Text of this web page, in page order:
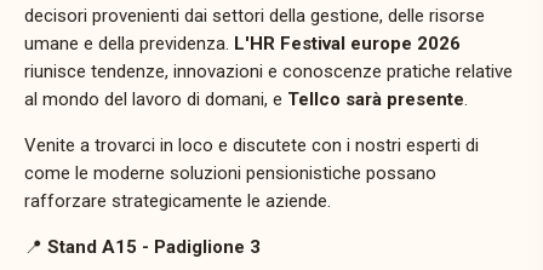
decisori provenienti dai settori della gestione, delle risorse
umane e della previdenza. L'HR Festival europe 2026
riunisce tendenze, innovazioni e conoscenze pratiche relative
al mondo del lavoro di domani, e Tellco sarà presente.
Venite a trovarci in loco e discutete con i nostri esperti di
come le moderne soluzioni pensionistiche possano
rafforzare strategicamente le aziende.
📍 Stand A15 - Padiglione 3